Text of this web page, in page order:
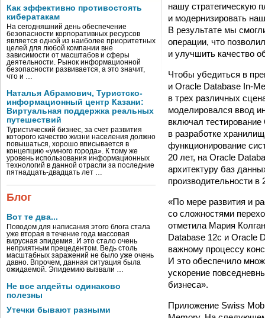
Как эффективно противостоять
кибератакам
На сегодняшний день обеспечение
безопасности корпоративных ресурсов
является одной из наиболее приоритетных
целей для любой компании вне
зависимости от масштабов и сферы
деятельности. Рынок информационной
безопасности развивается, а это значит,
что и …
Наталья Абрамович, Туристско-
информационный центр Казани:
Виртуальная поддержка реальных
путешествий
Туристический бизнес, за счет развития
которого качество жизни населения должно
повышаться, хорошо вписывается в
концепцию «умного города». К тому же
уровень использования информационных
технологий в данной отрасли за последние
пятнадцать-двадцать лет …
Блог
Вот те два...
Поводом для написания этого блога стала
уже вторая в течение года массовая
вирусная эпидемия. И это стало очень
неприятным прецедентом. Ведь столь
масштабных заражений не было уже очень
давно. Впрочем, данная ситуация была
ожидаемой. Эпидемию вызвали …
Не все апдейты одинаково
полезны
Утечки бывают разными
нашу стратегическую
и модернизировать
В результате мы
операции, что
и улучшить качество
Чтобы убедиться в
и Oracle Database In-
в трех различных
моделировался ввод
включал
в разработке
функционирование
20 лет, на Oracle
архитектуру баз
производительности в
«По мере развития и
со сложностями
отметила Мария
Database 12c и Oracle
важному процессу
И это обеспечило
ускорение
бизнеса».
Приложение Swiss